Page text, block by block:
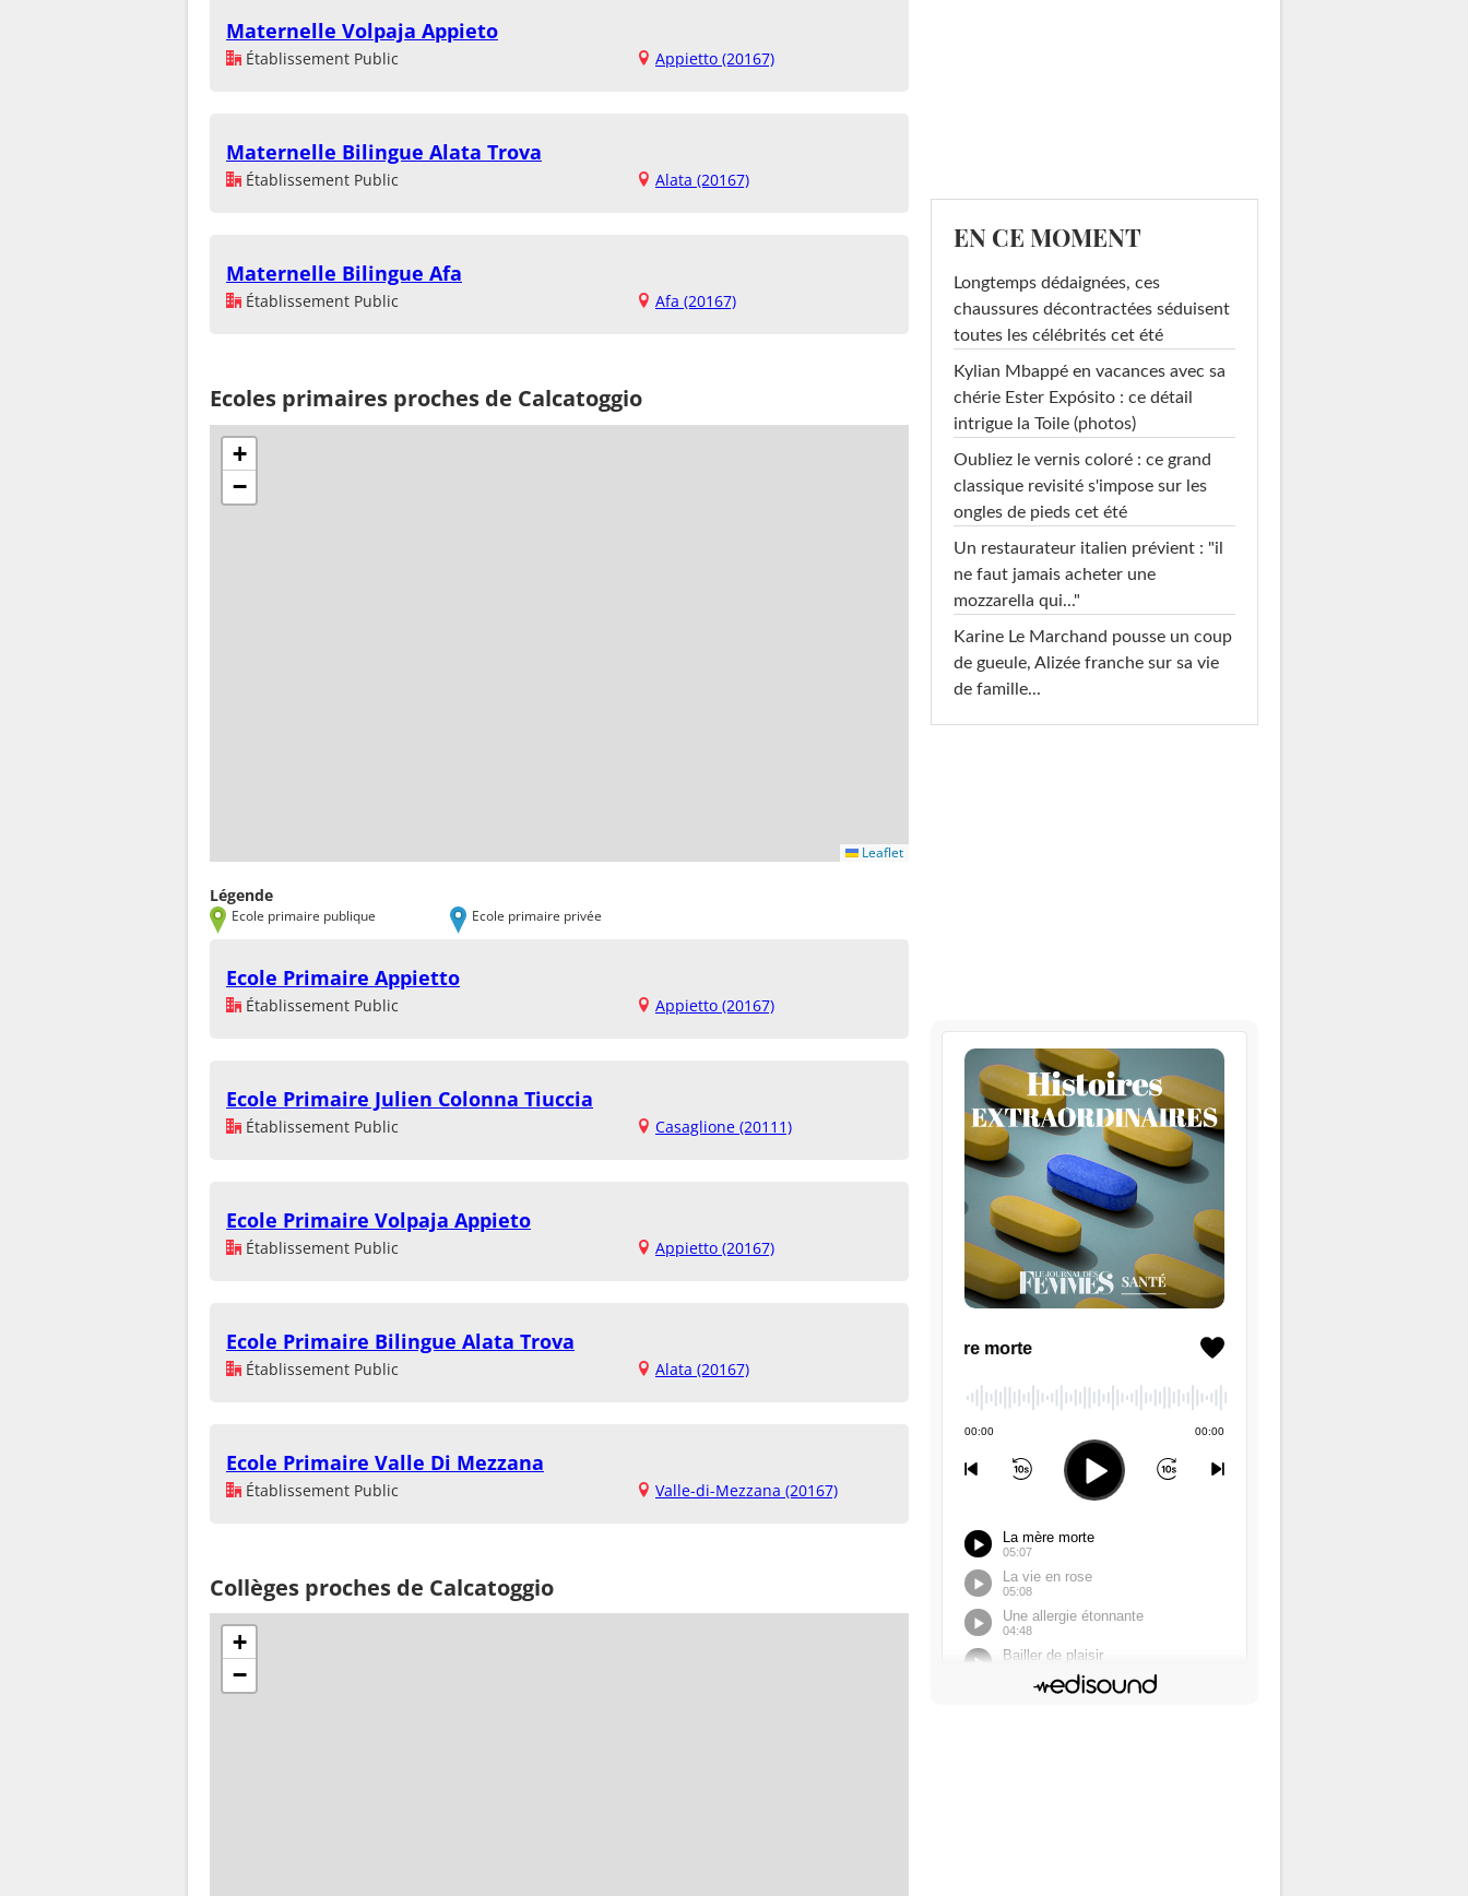
Maternelle Volpaja Appieto
Établissement Public Appietto (20167)
Maternelle Bilingue Alata Trova
Établissement Public Alata (20167)
Maternelle Bilingue Afa
Établissement Public Afa (20167)
Ecoles primaires proches de Calcatoggio
+
−
Leaflet
Légende
Ecole primaire publique Ecole primaire privée
Ecole Primaire Appietto
Établissement Public Appietto (20167)
Ecole Primaire Julien Colonna Tiuccia
Établissement Public Casaglione (20111)
Ecole Primaire Volpaja Appieto
Établissement Public Appietto (20167)
Ecole Primaire Bilingue Alata Trova
Établissement Public Alata (20167)
Ecole Primaire Valle Di Mezzana
Établissement Public Valle-di-Mezzana (20167)
Collèges proches de Calcatoggio
+
−
EN CE MOMENT
Longtemps dédaignées, ces
chaussures décontractées séduisent
toutes les célébrités cet été
Kylian Mbappé en vacances avec sa
chérie Ester Expósito : ce détail
intrigue la Toile (photos)
Oubliez le vernis coloré : ce grand
classique revisité s'impose sur les
ongles de pieds cet été
Un restaurateur italien prévient : "il
ne faut jamais acheter une
mozzarella qui..."
Karine Le Marchand pousse un coup
de gueule, Alizée franche sur sa vie
de famille...